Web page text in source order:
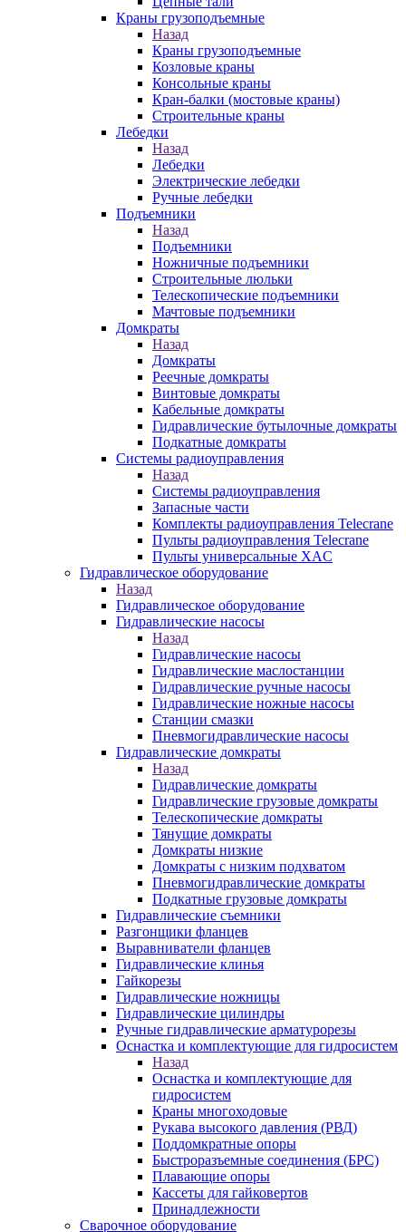
Краны грузоподъемные
Назад
Краны грузоподъемные
Козловые краны
Консольные краны
Кран-балки (мостовые краны)
Строительные краны
Лебедки
Назад
Лебедки
Электрические лебедки
Ручные лебедки
Подъемники
Назад
Подъемники
Ножничные подъемники
Строительные люльки
Телескопические подъемники
Мачтовые подъемники
Домкраты
Назад
Домкраты
Реечные домкраты
Винтовые домкраты
Кабельные домкраты
Гидравлические бутылочные домкраты
Подкатные домкраты
Системы радиоуправления
Назад
Системы радиоуправления
Запасные части
Комплекты радиоуправления Telecrane
Пульты радиоуправления Telecrane
Пульты универсальные XAC
Гидравлическое оборудование
Назад
Гидравлическое оборудование
Гидравлические насосы
Назад
Гидравлические насосы
Гидравлические маслостанции
Гидравлические ручные насосы
Гидравлические ножные насосы
Станции смазки
Пневмогидравлические насосы
Гидравлические домкраты
Назад
Гидравлические домкраты
Гидравлические грузовые домкраты
Телескопические домкраты
Тянущие домкраты
Домкраты низкие
Домкраты с низким подхватом
Пневмогидравлические домкраты
Подкатные грузовые домкраты
Гидравлические съемники
Разгонщики фланцев
Выравниватели фланцев
Гидравлические клинья
Гайкорезы
Гидравлические ножницы
Гидравлические цилиндры
Ручные гидравлические арматурорезы
Оснастка и комплектующие для гидросистем
Назад
Оснастка и комплектующие для
гидросистем
Краны многоходовые
Рукава высокого давления (РВД)
Поддомкратные опоры
Быстроразъемные соединения (БРС)
Плавающие опоры
Кассеты для гайковертов
Принадлежности
Сварочное оборудование